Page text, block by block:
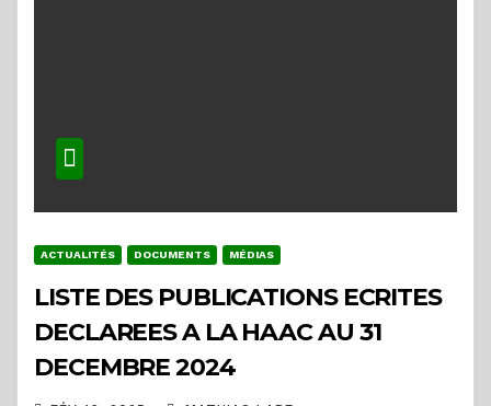
ACTUALITÉS DOCUMENTS MÉDIAS
LISTE DES PUBLICATIONS ECRITES
DECLAREES A LA HAAC AU 31
DECEMBRE 2024